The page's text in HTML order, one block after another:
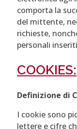
comporta la
del mittente,
richieste,
personali
COOKIES:
Definizione di
I cookie sono
lettere e cifre